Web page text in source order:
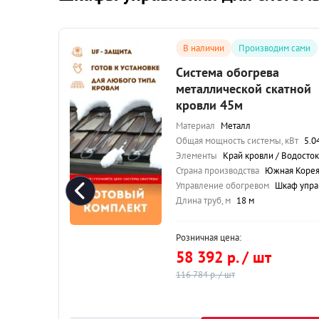
В наличии Производим сами
Система обогрева
металлической скатной
кровли 45м
Материал Металл
Общая мощность системы, кВт 5.04
Элементы Край кровли / Водосток
Страна производства Южная Корея
Управление обогревом Шкаф
Длина труб, м 18 м
Розничная цена:
58 392 р. / шт
116 784 р. / шт